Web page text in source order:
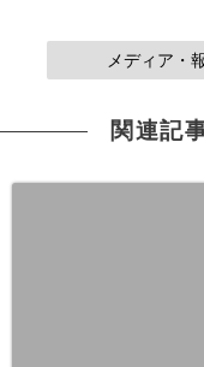
メディア・
関連記